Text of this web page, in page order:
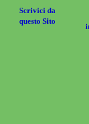
Scrivici da
questo Sito